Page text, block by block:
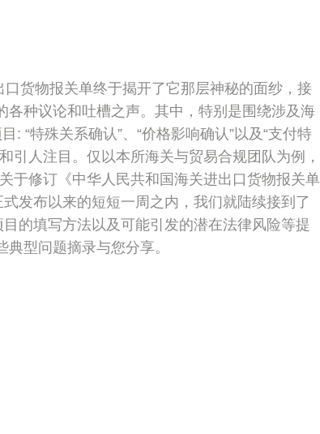
货物报关单终于揭开了它那层神秘的面纱，接
各种议论和吐槽之声。其中，特别是围绕涉及海
: “特殊关系确认”、“价格影响确认”以及“支付特
引人注目。仅以本所海关与贸易合规团队为例，
于修订《中华人民共和国海关进出口货物报关单
发布以来的短短一周之内，我们就陆续接到了
的填写方法以及可能引发的潜在法律风险等提
型问题摘录与您分享。